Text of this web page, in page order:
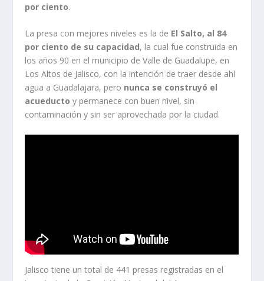
por ciento.
La presa con mejores niveles es la de El Salto, al 84
por ciento de su capacidad, la cual fue construida en
los años 90 en el municipio de Valle de Guadalupe, en
Los Altos de Jalisco, con la intención de traer desde ahí
agua a Guadalajara, pero nunca se construyó el
acueducto y permanece con buen nivel, sin
contaminación y sin ser aprovechada por la ciudad.
Jalisco tiene un total de 441 presas registradas en el